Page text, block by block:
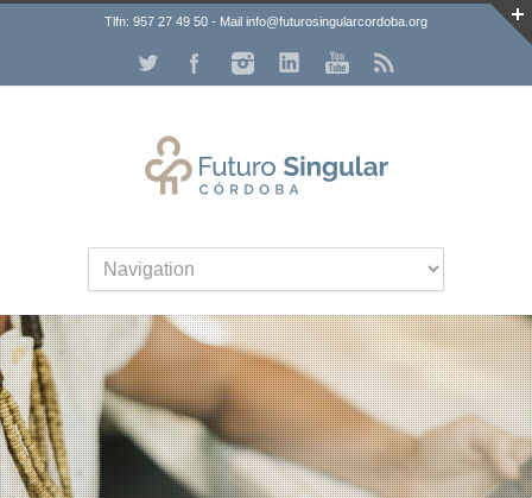
Tlfn: 957 27 49 50 - Mail info@futurosingularcordoba.org